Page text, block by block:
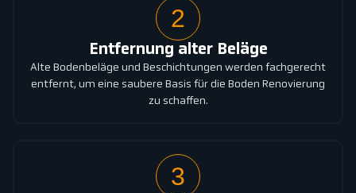
2
Entfernung alter Beläge
Alte Bodenbeläge und Beschichtungen werden fachgerecht
entfernt, um eine saubere Basis für die Boden Renovierung
zu schaffen.
3